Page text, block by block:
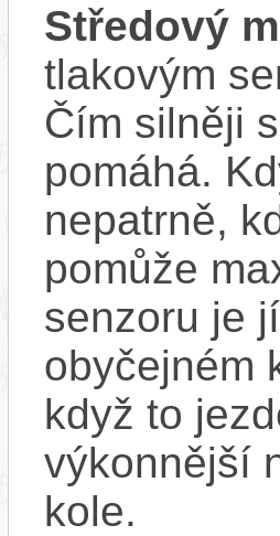
Středový
tlakovým
Čím silněji
pomáhá.
nepatrně,
pomůže
senzoru je
obyčejném
když to
výkonnější
kole.